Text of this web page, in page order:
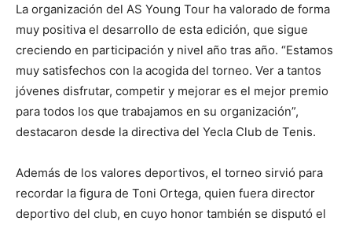
La organización del AS Young Tour ha valorado de forma
muy positiva el desarrollo de esta edición, que sigue
creciendo en participación y nivel año tras año. “Estamos
muy satisfechos con la acogida del torneo. Ver a tantos
jóvenes disfrutar, competir y mejorar es el mejor premio
para todos los que trabajamos en su organización”,
destacaron desde la directiva del Yecla Club de Tenis.
Además de los valores deportivos, el torneo sirvió para
recordar la figura de Toni Ortega, quien fuera director
deportivo del club, en cuyo honor también se disputó el